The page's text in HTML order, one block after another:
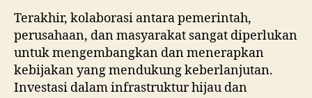
Terakhir, kolaborasi antara pemerintah,
perusahaan, dan masyarakat sangat diperlukan
untuk mengembangkan dan menerapkan
kebijakan yang mendukung keberlanjutan.
Investasi dalam infrastruktur hijau dan